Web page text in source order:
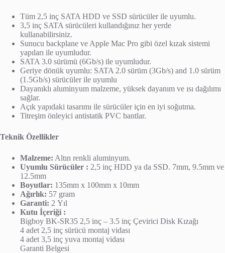
Tüm 2,5 inç SATA HDD ve SSD sürücüler ile uyumlu.
3,5 inç SATA sürücüleri kullandığınız her yerde
kullanabilirsiniz.
Sunucu backplane ve Apple Mac Pro gibi özel kızak sistemi
yapıları ile uyumludur.
SATA 3.0 sürümü (6Gb/s) ile uyumludur.
Geriye dönük uyumlu: SATA 2.0 sürüm (3Gb/s) and 1.0 sürüm
(1.5Gb/s) sürücüler ile uyumlu
Dayanıklı aluminyum malzeme, yüksek dayanım ve ısı dağılımı
sağlar.
Açık yapıdaki tasarımı ile sürücüler için en iyi soğutma.
Titreşim önleyici antistatik PVC bantlar.
Teknik Özellikler
Malzeme: Altın renkli aluminyum.
Uyumlu Sürücüler : 2,5 inç HDD ya da SSD. 7mm, 9.5mm ve
12.5mm
Boyutlar: 135mm x 100mm x 10mm
Ağırlık: 57 gram
Garanti: 2 Yıl
Kutu İçeriği :
Bigboy BK-SR35 2,5 inç – 3.5 inç Çevirici Disk Kızağı
4 adet 2,5 inç sürücü montaj vidası
4 adet 3,5 inç yuva montaj vidası
Garanti Belgesi